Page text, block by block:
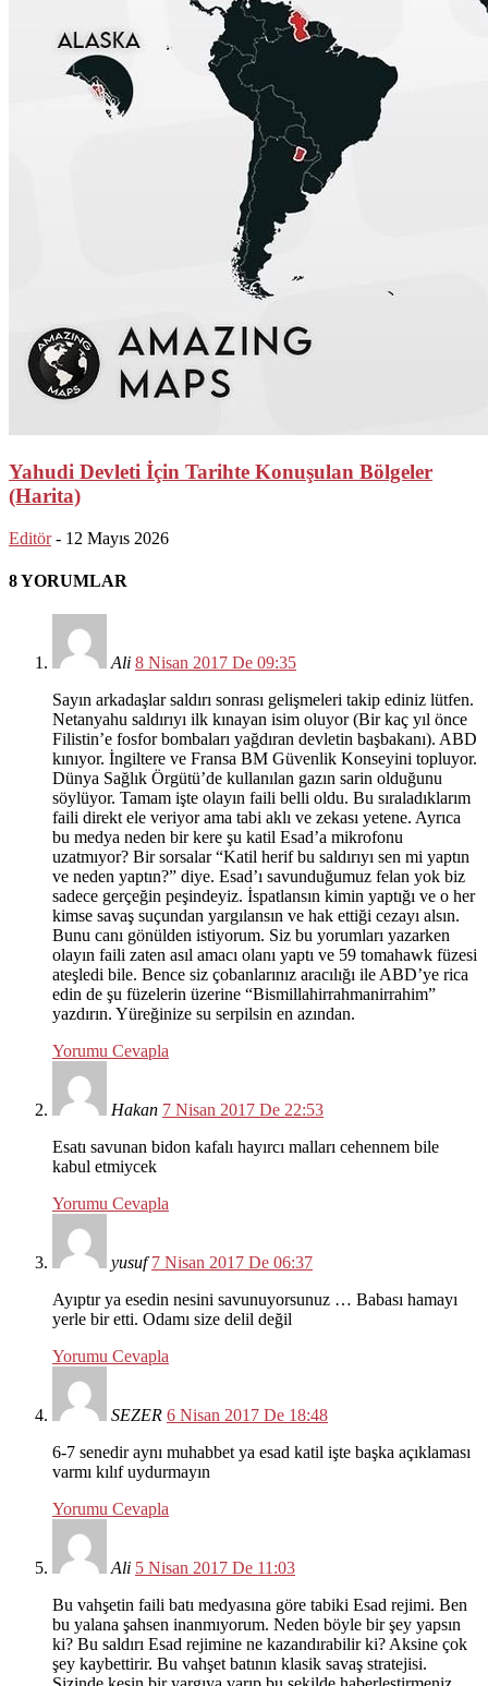
Yahudi Devleti İçin Tarihte Konuşulan Bölgeler
(Harita)
Editör - 12 Mayıs 2026
8 YORUMLAR
Ali 8 Nisan 2017 De 09:35
Sayın arkadaşlar saldırı sonrası gelişmeleri takip ediniz lütfen.
Netanyahu saldırıyı ilk kınayan isim oluyor (Bir kaç yıl önce
Filistin’e fosfor bombaları yağdıran devletin başbakanı). ABD
kınıyor. İngiltere ve Fransa BM Güvenlik Konseyini topluyor.
Dünya Sağlık Örgütü’de kullanılan gazın sarin olduğunu
söylüyor. Tamam işte olayın faili belli oldu. Bu sıraladıklarım
faili direkt ele veriyor ama tabi aklı ve zekası yetene. Ayrıca
bu medya neden bir kere şu katil Esad’a mikrofonu
uzatmıyor? Bir sorsalar “Katil herif bu saldırıyı sen mi yaptın
ve neden yaptın?” diye. Esad’ı savunduğumuz felan yok biz
sadece gerçeğin peşindeyiz. İspatlansın kimin yaptığı ve o her
kimse savaş suçundan yargılansın ve hak ettiği cezayı alsın.
Bunu canı gönülden istiyorum. Siz bu yorumları yazarken
olayın faili zaten asıl amacı olanı yaptı ve 59 tomahawk füzesi
ateşledi bile. Bence siz çobanlarınız aracılığı ile ABD’ye rica
edin de şu füzelerin üzerine “Bismillahirrahmanirrahim”
yazdırın. Yüreğinize su serpilsin en azından.
Yorumu Cevapla
Hakan 7 Nisan 2017 De 22:53
Esatı savunan bidon kafalı hayırcı malları cehennem bile
kabul etmiycek
Yorumu Cevapla
yusuf 7 Nisan 2017 De 06:37
Ayıptır ya esedin nesini savunuyorsunuz … Babası hamayı
yerle bir etti. Odamı size delil değil
Yorumu Cevapla
SEZER 6 Nisan 2017 De 18:48
6-7 senedir aynı muhabbet ya esad katil işte başka açıklaması
varmı kılıf uydurmayın
Yorumu Cevapla
Ali 5 Nisan 2017 De 11:03
Bu vahşetin faili batı medyasına göre tabiki Esad rejimi. Ben
bu yalana şahsen inanmıyorum. Neden böyle bir şey yapsın
ki? Bu saldırı Esad rejimine ne kazandırabilir ki? Aksine çok
şey kaybettirir. Bu vahşet batının klasik savaş stratejisi.